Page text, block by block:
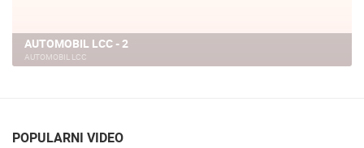
AUTOMOBIL LCC - 2
AUTOMOBIL LCC
POPULARNI VIDEO